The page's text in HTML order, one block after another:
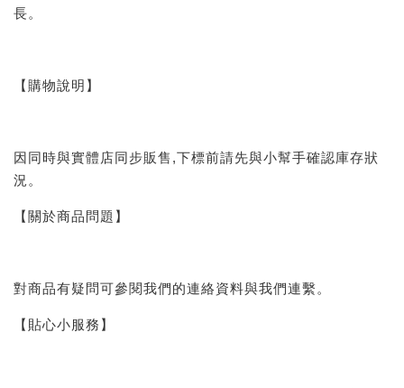
長。
【購物說明】
因同時與實體店同步販售,下標前請先與小幫手確認庫存狀
況。
【關於商品問題】
對商品有疑問可參閱我們的連絡資料與我們連繫。
【貼心小服務】